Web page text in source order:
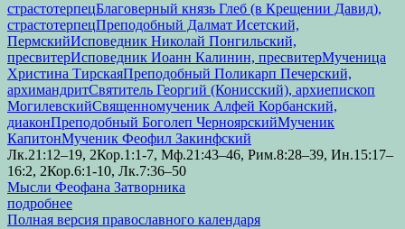
страстотерпецБлаговерный князь Глеб (в Крещении Давид),
страстотерпецПреподобный Далмат Исетский,
ПермскийИсповедник Николай Понгильский,
пресвитерИсповедник Иоанн Калинин, пресвитерМученица
Христина ТирскаяПреподобный Поликарп Печерский,
архимандритСвятитель Георгий (Конисский), архиепископ
МогилевскийСвященномученик Алфей Корбанский,
диаконПреподобный Боголеп ЧерноярскийМученик
КапитонМученик Феофил Закинфский
Лк.21:12–19, 2Кор.1:1-7, Мф.21:43–46, Рим.8:28–39, Ин.15:17–
16:2, 2Кор.6:1-10, Лк.7:36–50
Мысли Феофана Затворника
подробнее
Полная версия православного календаря